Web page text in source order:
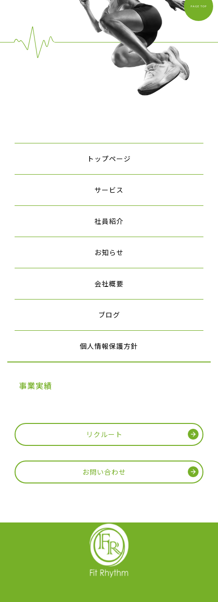
トップページ
サービス
社員紹介
お知らせ
会社概要
ブログ
個人情報保護方針
事業実績
リクルート
お問い合わせ
PAGE TOP